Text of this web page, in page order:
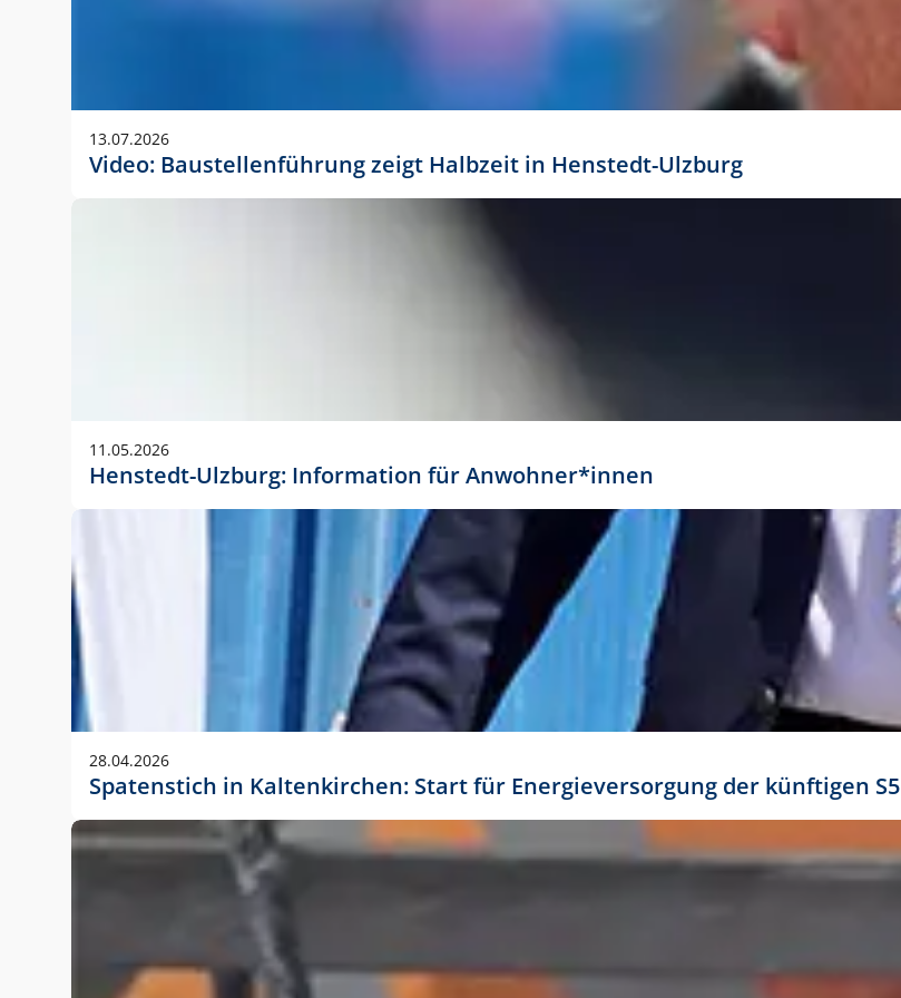
13.07.2026
Video: Baustellenführung zeigt Halbzeit in Henstedt-Ulzburg
11.05.2026
Henstedt-Ulzburg: Information für Anwohner*innen
28.04.2026
Spatenstich in Kaltenkirchen: Start für Energieversorgung der künftigen S5